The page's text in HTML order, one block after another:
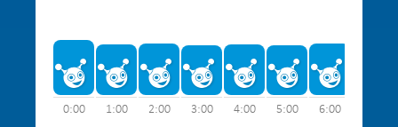
0:00 1:00 2:00 3:00 4:00 5:00 6:00